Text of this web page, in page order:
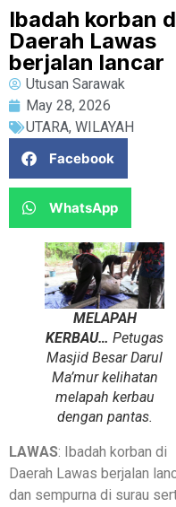
Ibadah korban
Daerah Lawas
berjalan lancar
Utusan Sarawak
May 28, 2026
UTARA, WILAYAH
Facebook
WhatsApp
MELAPAH
KERBAU… Petugas
Masjid Besar Darul
Ma’mur kelihatan
melapah kerbau
dengan pantas.
LAWAS: Ibadah korban di
Daerah Lawas berjalan
dan sempurna di surau